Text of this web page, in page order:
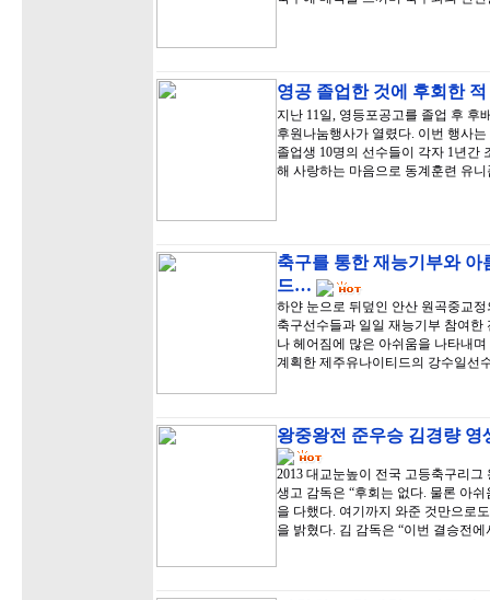
영공 졸업한 것에 후회한
지난 11일, 영등포공고를 졸업 후 후
후원나눔행사가 열렸다. 이번 행사
졸업생 10명의 선수들이 각자 1년간
해 사랑하는 마음으로 동계훈련 유
축구를 통한 재능기부와
드…
하얀 눈으로 뒤덮인 안산 원곡중교
축구선수들과 일일 재능기부 참여
나 헤어짐에 많은 아쉬움을 나타내
계획한 제주유나이티드의 강수일선
왕중왕전 준우승 김경량
2013 대교눈높이 전국 고등축구리
생고 감독은 “후회는 없다. 물론 아
을 다했다. 여기까지 와준 것만으로
을 밝혔다. 김 감독은 “이번 결승전